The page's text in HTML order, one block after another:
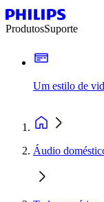
ProdutosSuporte
Um estilo de
Áudio